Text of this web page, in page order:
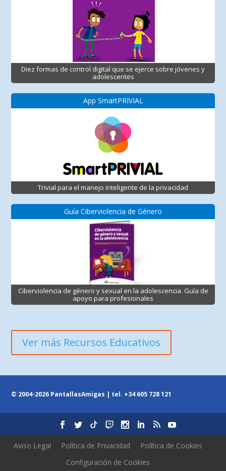
Diez formas de control digital que se ejerce sobre jóvenes y
adolescentes
App SmartPRIVIAL
Trivial para el manejo inteligente de la privacidad
Guía Ciberviolencia de Género
Ciberviolencia de género y sexual en la adolescencia. Guía de
apoyo para profesionales
Ver más Recursos Educativos
© 2004-2026 PantallasAmigas | tel. +34 605 728 121
Aviso Legal Política de Privacidad
Política de Cookies
Configuración de Cookies